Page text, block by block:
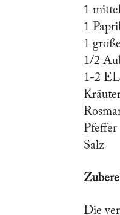
1
1
1
1/2
1-2
Pfeffer
Salz
Die